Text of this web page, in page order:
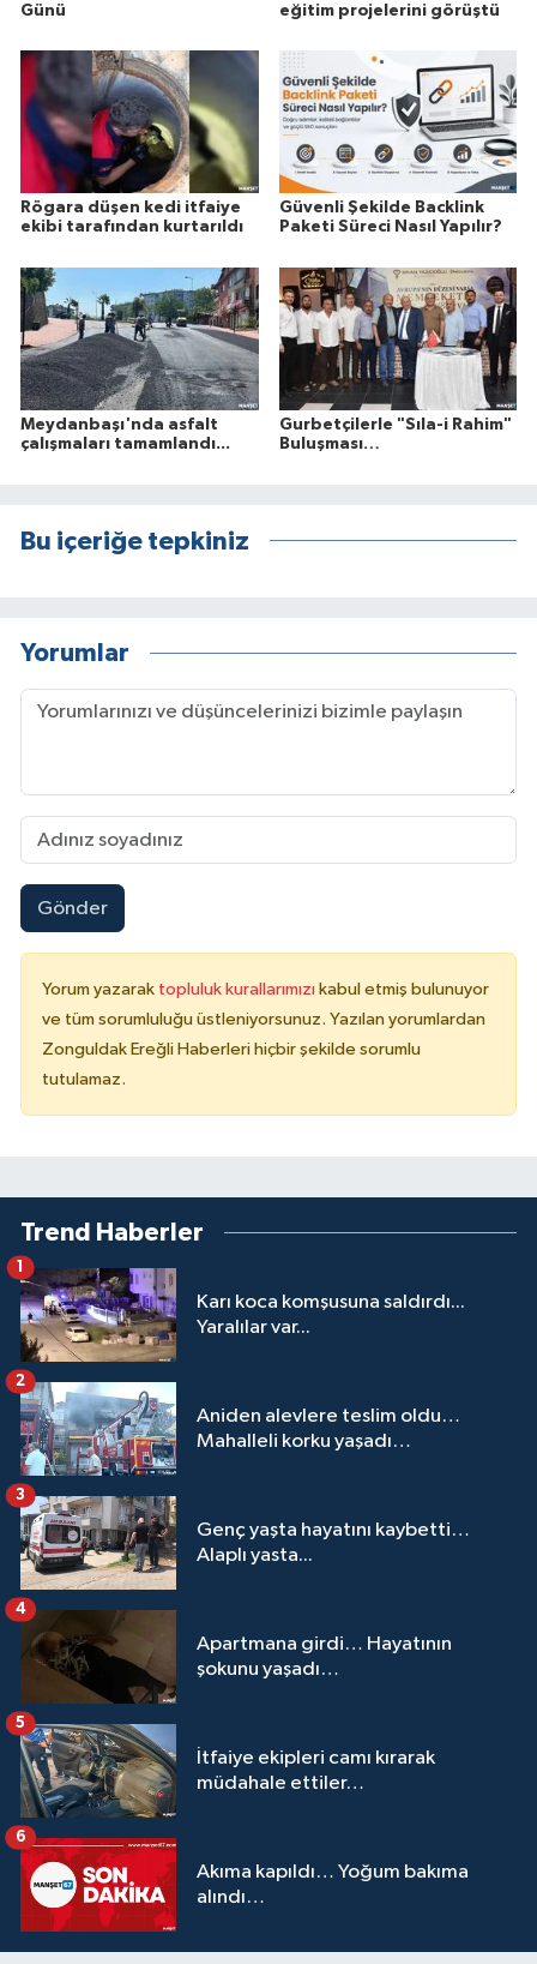
Günü eğitim projelerini görüştü
Rögara düşen kedi itfaiye
ekibi tarafından kurtarıldı
Güvenli Şekilde Backlink
Paketi Süreci Nasıl Yapılır?
Meydanbaşı'nda asfalt
çalışmaları tamamlandı...
Gurbetçilerle "Sıla-i Rahim"
Buluşması…
Bu içeriğe tepkiniz
Yorumlar
Gönder
Yorum yazarak topluluk kurallarımızı kabul etmiş bulunuyor
ve tüm sorumluluğu üstleniyorsunuz. Yazılan yorumlardan
Zonguldak Ereğli Haberleri hiçbir şekilde sorumlu
tutulamaz.
Trend Haberler
Karı koca komşusuna saldırdı...
Yaralılar var...
1
Aniden alevlere teslim oldu…
Mahalleli korku yaşadı…
2
Genç yaşta hayatını kaybetti…
Alaplı yasta...
3
Apartmana girdi… Hayatının
şokunu yaşadı…
4
İtfaiye ekipleri camı kırarak
müdahale ettiler…
5
Akıma kapıldı… Yoğum bakıma
alındı…
6